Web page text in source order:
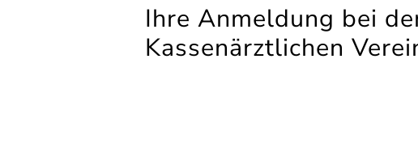
Ihre Anmeldung bei
Kassenärztlichen